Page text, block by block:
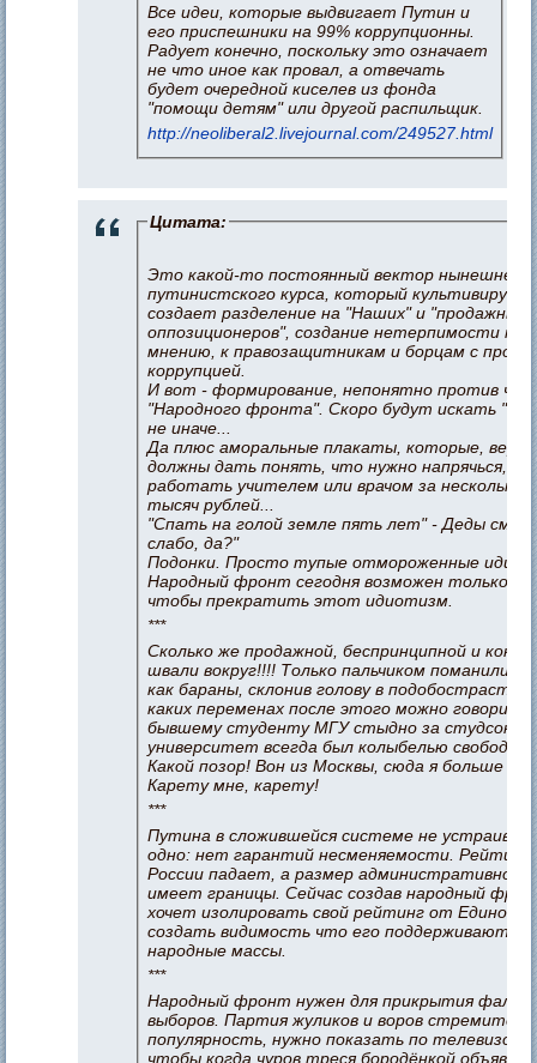
Все идеи, которые выдвигает Путин и
его приспешники на 99% коррупционны.
Радует конечно, поскольку это означает
не что иное как провал, а отвечать
будет очередной киселев из фонда
"помощи детям" или другой распильщик.
http://neoliberal2.livejournal.com/249527.html
Цитата:
Это какой-то постоянный вектор нынешнего
путинистского курса, который культивирует
создает разделение на "Наших" и "продажных
оппозиционеров", создание нетерпимости к
мнению, к правозащитникам и борцам с
коррупцией.
И вот - формирование, непонятно против
"Народного фронта". Скоро будут искать
не иначе...
Да плюс аморальные плакаты, которые,
должны дать понять, что нужно напрячься,
работать учителем или врачом за несколько
тысяч рублей...
"Спать на голой земле пять лет" - Деды
слабо, да?"
Подонки. Просто тупые отмороженные
Народный фронт сегодня возможен только
чтобы прекратить этот идиотизм.
***
Сколько же продажной, беспринципной и
швали вокруг!!!! Только пальчиком поманили и
как бараны, склонив голову в
каких переменах после этого можно
бывшему студенту МГУ стыдно за студсоюз!!
университет всегда был колыбелью
Какой позор! Вон из Москвы, сюда я больше не
Карету мне, карету!
***
Путина в сложившейся системе не
одно: нет гарантий несменяемости. Рейтинг
России падает, а размер административного
имеет границы. Сейчас создав народный
хочет изолировать свой рейтинг от Единой
создать видимость что его поддерживают
народные массы.
***
Народный фронт нужен для прикрытия
выборов. Партия жуликов и воров
популярность, нужно показать по телевизору
чтобы когда чуров треся бородёнкой объявит